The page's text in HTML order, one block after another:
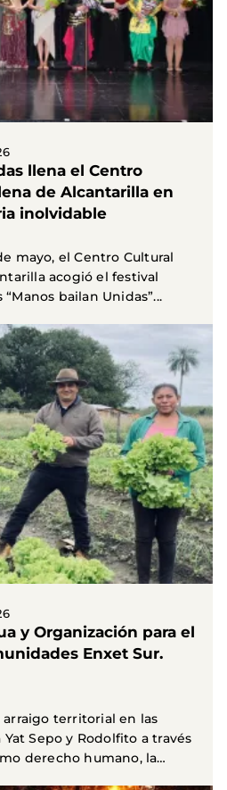
llena el Centro
de Alcantarilla en
inolvidable
mayo, el Centro Cultural
acogió el festival
bailan Unidas”...
y Organización para el
Enxet Sur.
territorial en las
Sepo y Rodolfito a través
derecho humano, la